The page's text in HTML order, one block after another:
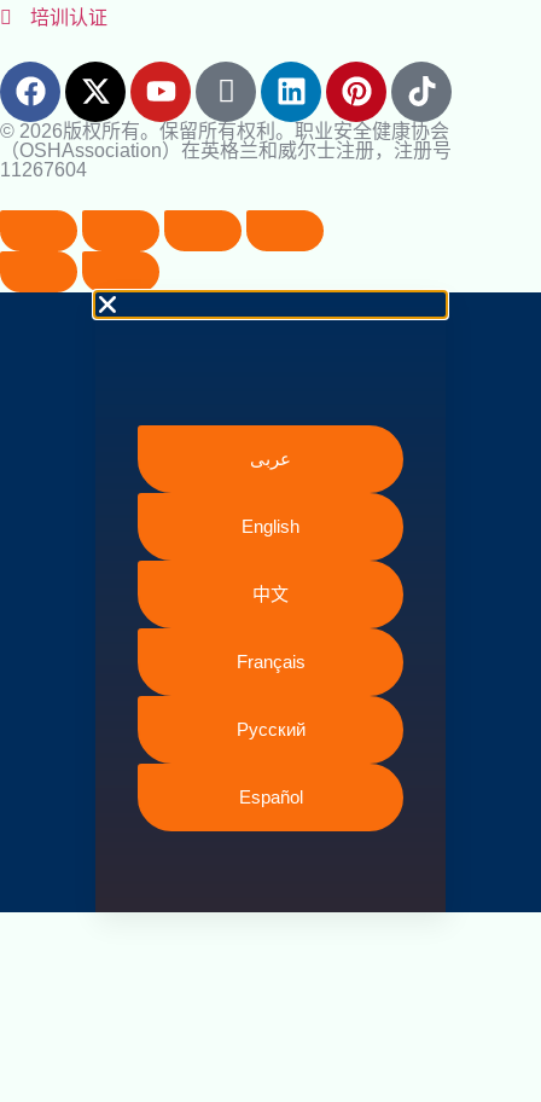
培训认证
© 2026版权所有。保留所有权利。职业安全健康协会
（OSHAssociation）在英格兰和威尔士注册，注册号
11267604
عربى
English
中文
Français
Русский
Español